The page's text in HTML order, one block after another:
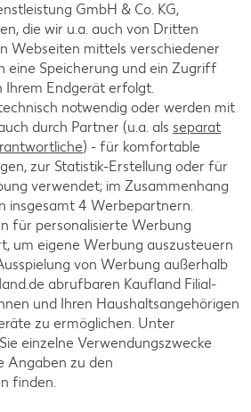
nur
1.29
GmbH & Co. KG,
die wir u.a. auch von Dritten
Webseiten mittels verschiedener
eine Speicherung und ein Zugriff
Endgerät erfolgt.
notwendig oder werden mit
durch Partner (u.a. als separat
) - für komfortable
zur Statistik-Erstellung oder für
verwendet; im Zusammenhang
insgesamt 4 Werbepartnern.
für personalisierte Werbung
um eigene Werbung auszusteuern
von Werbung außerhalb
abrufbaren Kaufland Filial-
und Ihren Haushaltsangehörigen
zu ermöglichen. Unter
einzelne Verwendungszwecke
Angaben zu den
finden.